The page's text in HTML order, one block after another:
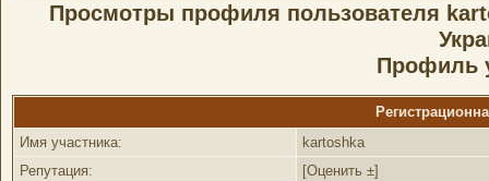
Просмотры профиля пользователя
Профиль
Имя участника:
kartoshka
Репутация:
[Оценить ±]